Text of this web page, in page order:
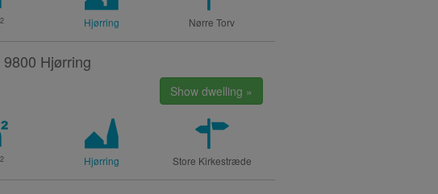
2 Hjørring Nørre Torv
Hjørring
Show dwelling »
2 Hjørring Store Kirkestræde